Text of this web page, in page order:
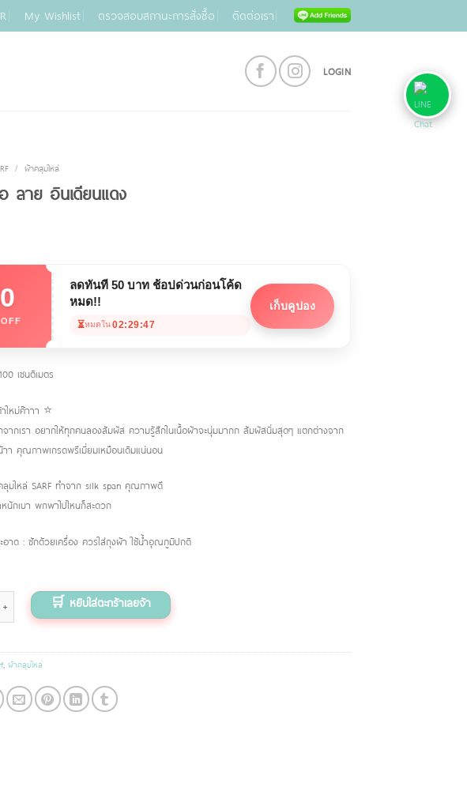
My Wishlist ตรวจสอบสถานะการสั่งซื้อ ติดต่อเรา
LOGIN
/ ผ้าคลุมไหล่
ลาย อินเดียนแดง
ลดทันที 50 บาท ช้อปด่วนก่อนโค้ด
หมด!!
⏳หมดใน02:29:47
เก็บคูปอง
เซนติเมตร
ใหม่ค๊าาา ⭐️
จากเรา อยากให้ทุกคนลองสัมผัส ความรู้สึกในเนื้อผ้าจะนุ่มมากก สัมผัสนิ่มสุดๆ แตกต่างจาก
าา คุณภาพเกรดพรีเมี่ยมเหมือนเดิมแน่นอน
มไหล่ SARF ทำจาก silk span คุณภาพดี
นักเบา พกพาไปไหนก็สะดวก
อาด : ซักด้วยเครื่อง ควรใส่ถุงผ้า ใช้น้ำอุณภูมิปกติ
เดียนแดง quantity
ผ้าคลุมไหล่